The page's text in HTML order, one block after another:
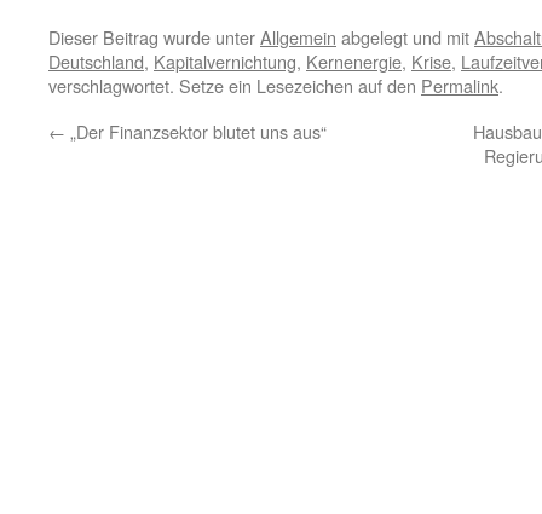
Dieser Beitrag wurde unterAllgemein abgelegt und mit
Deutschland, Kapitalvernichtung, Kernenergie, Krise,
verschlagwortet. Setze ein Lesezeichen auf den Permalink.
← „Der Finanzsektor blutet uns aus“